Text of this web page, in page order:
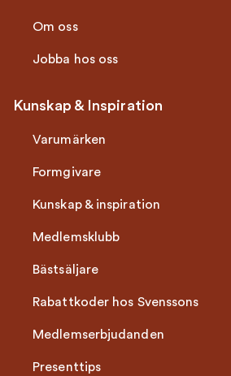
Om oss
Jobba hos oss
Kunskap & Inspiration
Varumärken
Formgivare
Kunskap & inspiration
Medlemsklubb
Bästsäljare
Rabattkoder hos Svenssons
Medlemserbjudanden
Presenttips